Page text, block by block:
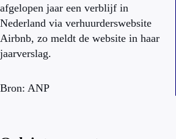
afgelopen jaar een verblijf in
Nederland via verhuurderswebsite
Airbnb, zo meldt de website in haar
jaarverslag.
Bron: ANP